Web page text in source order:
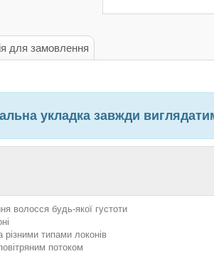
для замовлення
укладка завжди
волосся будь-якої густоти
різними типами локонів
потоком